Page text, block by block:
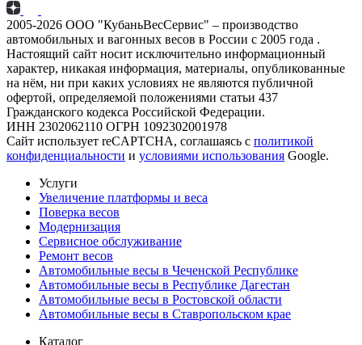
2005-2026 ООО "КубаньВесСервис" – производство
автомобильных и вагонных весов в России с 2005 года .
Настоящий сайт носит исключительно информационный
характер, никакая информация, материалы, опубликованные
на нём, ни при каких условиях не являются публичной
офертой, определяемой положениями статьи 437
Гражданского кодекса Российской Федерации.
ИНН 2302062110 ОГРН 1092302001978
Сайт использует reCAPTCHA, соглашаясь с политикой
конфиденциальности и условиями использования Google.
Услуги
Увеличение платформы и веса
Поверка весов
Модернизация
Сервисное обслуживание
Ремонт весов
Автомобильные весы в Чеченской Республике
Автомобильные весы в Республике Дагестан
Автомобильные весы в Ростовской области
Автомобильные весы в Ставропольском крае
Каталог